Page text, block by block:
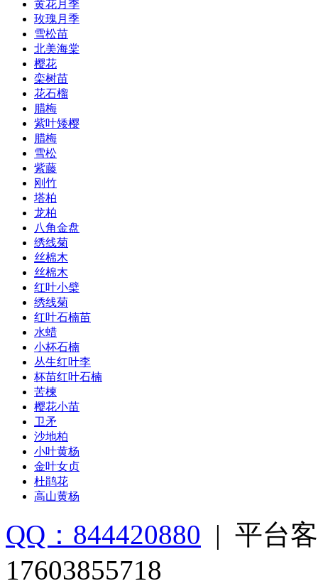
黄花月季
玫瑰月季
雪松苗
北美海棠
樱花
栾树苗
花石榴
腊梅
紫叶矮樱
腊梅
雪松
紫藤
刚竹
塔柏
龙柏
八角金盘
绣线菊
丝棉木
丝棉木
红叶小檗
绣线菊
红叶石楠苗
水蜡
小杯石楠
丛生红叶李
杯苗红叶石楠
苦楝
樱花小苗
卫矛
沙地柏
小叶黄杨
金叶女贞
杜鹃花
高山黄杨
QQ：844420880 | 平台
17603855718